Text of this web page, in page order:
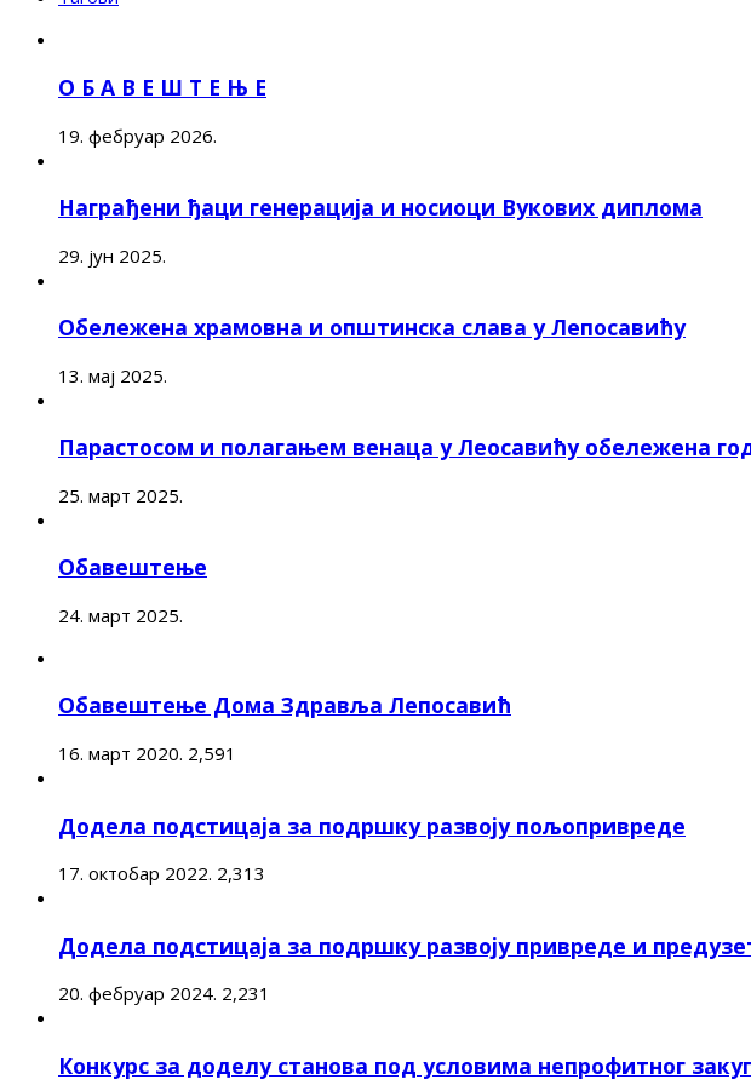
О Б А В Е Ш Т Е Њ Е
19. фебруар 2026.
Награђени ђаци генерација и носиоци Вукових диплома
29. јун 2025.
Обележена храмовна и општинска слава у Лепосавићу
13. мај 2025.
Парастосом и полагањем венаца у Леосавићу обележена
25. март 2025.
Обавештење
24. март 2025.
Обавештење Дома Здравља Лепосавић
16. март 2020. 2,591
Додела подстицаја за подршку развоју пољопривреде
17. октобар 2022. 2,313
Додела подстицаја за подршку развоју привреде и
20. фебруар 2024. 2,231
Конкурс за доделу станова под условима непрофитног